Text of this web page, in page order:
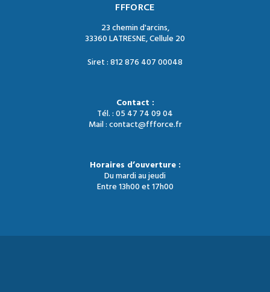
FFFORCE
23 chemin d'arcins,
33360 LATRESNE, Cellule 20
Siret : 812 876 407 00048
Contact :
Tél. : 05 47 74 09 04
Mail : contact@ffforce.fr
Horaires d’ouverture :
Du mardi au jeudi
Entre 13h00 et 17h00